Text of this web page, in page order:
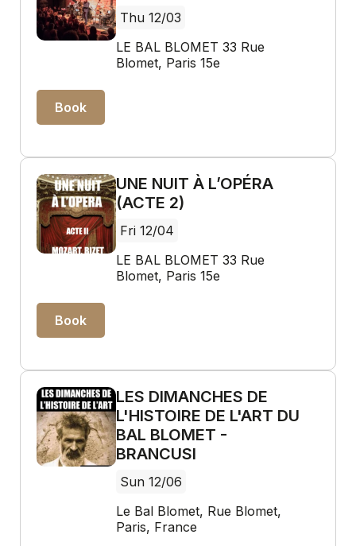
Thu 12/03
LE BAL BLOMET 33 Rue
Blomet, Paris 15e
Book
UNE NUIT À L’OPÉRA
(ACTE 2)
Fri 12/04
LE BAL BLOMET 33 Rue
Blomet, Paris 15e
Book
LES DIMANCHES DE
L'HISTOIRE DE L'ART DU
BAL BLOMET -
BRANCUSI
Sun 12/06
Le Bal Blomet, Rue Blomet,
Paris, France